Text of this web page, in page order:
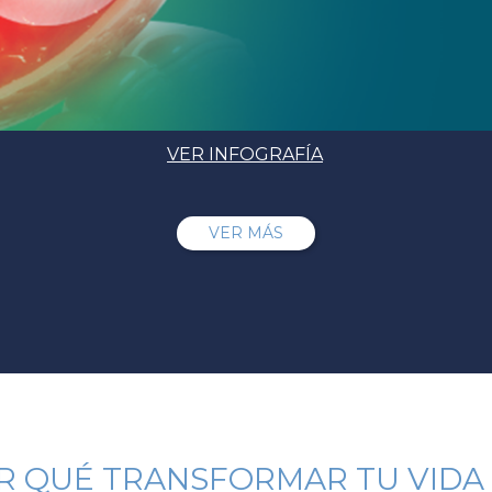
VER INFOGRAFÍA
VER MÁS
QUÉ TRANSFORMAR TU VIDA